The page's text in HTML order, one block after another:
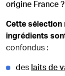
origine France ?
Cette sélection
ingrédients
confondus :
des laits de